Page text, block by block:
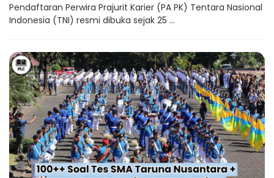
Pendaftaran Perwira Prajurit Karier (PA PK) Tentara Nasional
Indonesia (TNI) resmi dibuka sejak 25 ...